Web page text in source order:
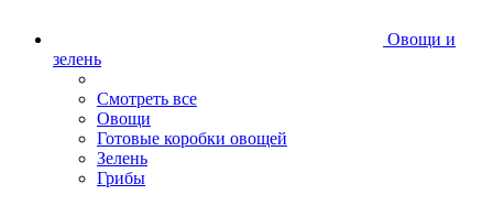
Овощи и
зелень
Смотреть все
Овощи
Готовые коробки овощей
Зелень
Грибы